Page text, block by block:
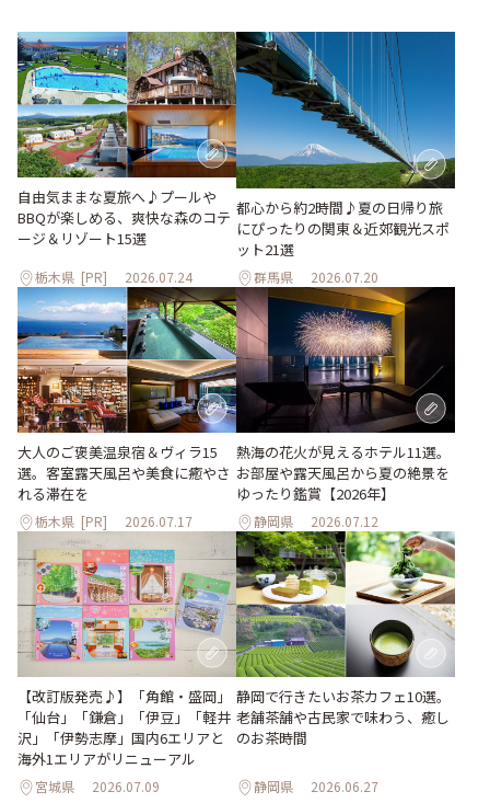
自由気ままな夏旅へ♪プールや
BBQが楽しめる、爽快な森のコテ
ージ＆リゾート15選
栃木県 [PR] 2026.07.24
都心から約2時間♪夏の日帰り旅
にぴったりの関東＆近郊観光スポ
ット21選
群馬県 2026.07.20
大人のご褒美温泉宿＆ヴィラ15
選。客室露天風呂や美食に癒やさ
れる滞在を
栃木県 [PR] 2026.07.17
熱海の花火が見えるホテル11選。
お部屋や露天風呂から夏の絶景を
ゆったり鑑賞【2026年】
静岡県 2026.07.12
【改訂版発売♪】「角館・盛岡」
「仙台」「鎌倉」「伊豆」「軽井
沢」「伊勢志摩」国内6エリアと
海外1エリアがリニューアル
宮城県 2026.07.09
静岡で行きたいお茶カフェ10選。
老舗茶舗や古民家で味わう、癒し
のお茶時間
静岡県 2026.06.27